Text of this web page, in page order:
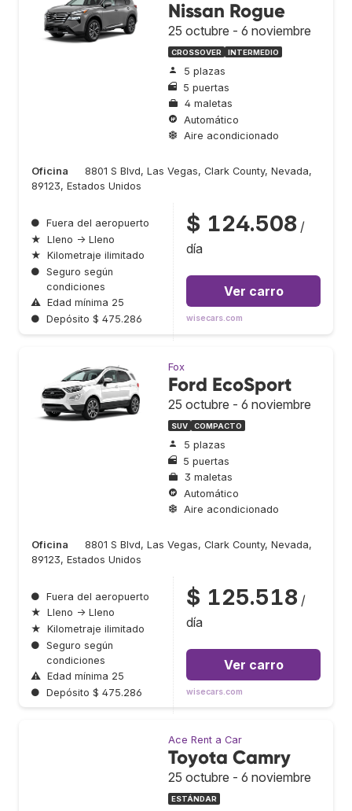
Nissan Rogue
25 octubre - 6 noviembre
CROSSOVER INTERMEDIO
5 plazas
5 puertas
4 maletas
Automático
Aire acondicionado
Oficina
8801 S Blvd, Las Vegas, Clark County, Nevada,
89123, Estados Unidos
● Fuera del aeropuerto
★ Lleno → Lleno
★ Kilometraje ilimitado
● Seguro según
condiciones
⚠ Edad mínima 25
● Depósito $ 475.286
$ 124.508 /
día
Ver carro
wisecars.com
Fox
Ford EcoSport
25 octubre - 6 noviembre
SUV COMPACTO
5 plazas
5 puertas
3 maletas
Automático
Aire acondicionado
Oficina
8801 S Blvd, Las Vegas, Clark County, Nevada,
89123, Estados Unidos
● Fuera del aeropuerto
★ Lleno → Lleno
★ Kilometraje ilimitado
● Seguro según
condiciones
⚠ Edad mínima 25
● Depósito $ 475.286
$ 125.518 /
día
Ver carro
wisecars.com
Ace Rent a Car
Toyota Camry
25 octubre - 6 noviembre
ESTÁNDAR